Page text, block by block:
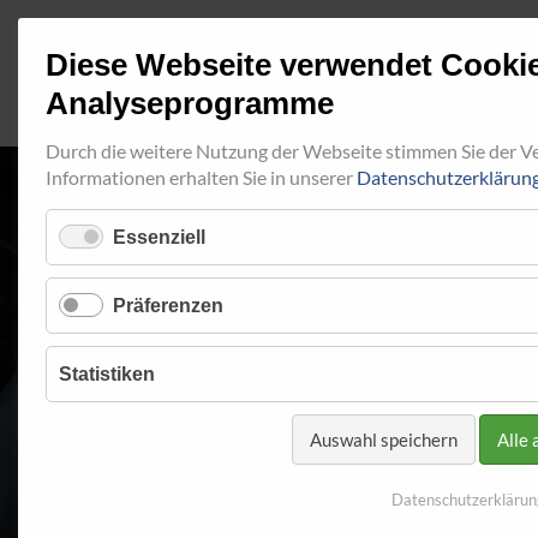
RINGFITTING
Startseite Programm Ringfitting Ringfitting 024
Diese Webseite verwendet
Analyseprogramme
Durch die weitere Nutzung der Webseite stimmen Sie der
Informationen erhalten Sie in unserer
Essenziell
Präferenzen
Statistiken
Auswahl speichern Alle